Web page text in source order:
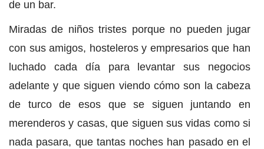
de un bar.
Miradas de niños tristes porque no pueden jugar
con sus amigos, hosteleros y empresarios que han
luchado cada día para levantar sus negocios
adelante y que siguen viendo cómo son la cabeza
de turco de esos que se siguen juntando en
merenderos y casas, que siguen sus vidas como si
nada pasara, que tantas noches han pasado en el